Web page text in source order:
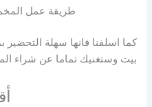
طريقة عمل
كما اسلفنا فانها سهلة
بيت وستغنيك تماما عن شراء